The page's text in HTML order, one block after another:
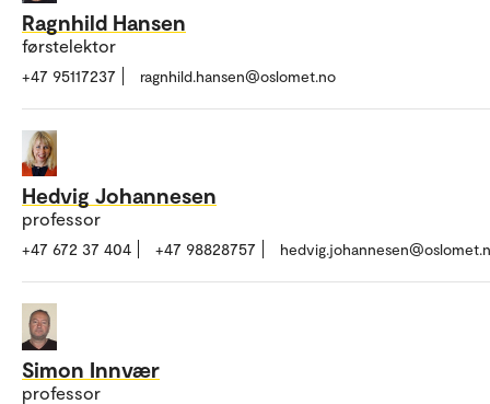
Ragnhild Hansen
førstelektor
+47 95117237 ragnhild.hansen@oslomet.no
Hedvig Johannesen
professor
+47 672 37 404 +47 98828757
Simon Innvær
professor